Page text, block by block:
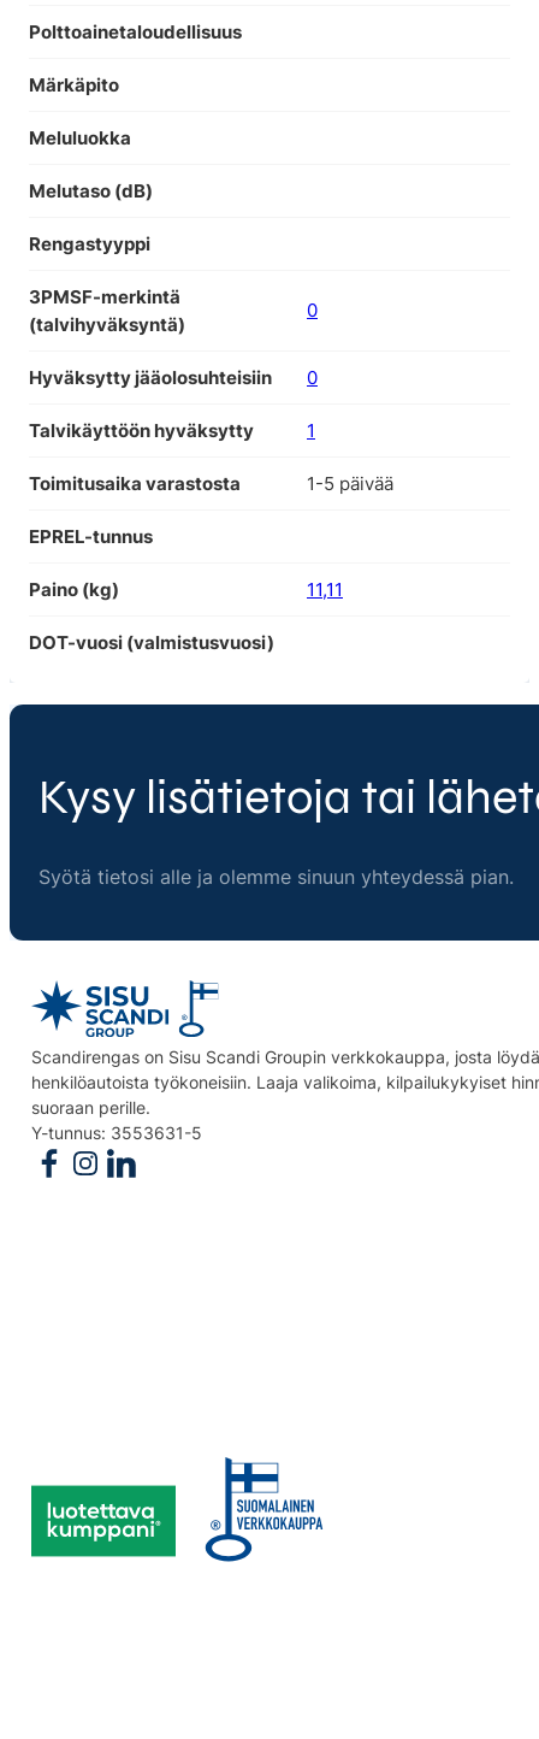
Polttoainetaloudellisuus
Märkäpito
Meluluokka
Melutaso (dB)
Rengastyyppi
3PMSF-merkintä
(talvihyväksyntä)
0
Hyväksytty jääolosuhteisiin 0
Talvikäyttöön hyväksytty 1
Toimitusaika varastosta 1-5 päivää
EPREL-tunnus
Paino (kg) 11,11
DOT-vuosi (valmistusvuosi)
Kysy lisätietoja tai
Syötä tietosi alle ja olemme sinuun yhteydessä pian.
Scandirengas on Sisu Scandi Groupin verkkokauppa, josta
henkilöautoista työkoneisiin. Laaja valikoima, kilpailukykyiset
suoraan perille.
Y-tunnus: 3553631-5
Follow us on Facebook
Follow us on Instagram
Follow us on Linkedin